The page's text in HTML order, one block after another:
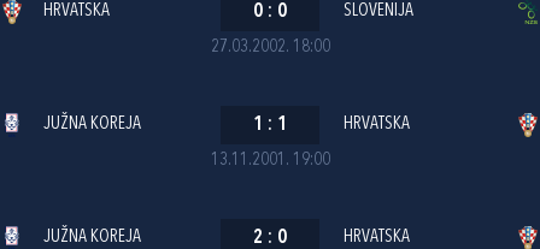
27.03.2002. 18:00
HRVATSKA 0 : 0 SLOVENIJA
13.11.2001. 19:00
JUŽNA KOREJA 1 : 1 HRVATSKA
JUŽNA KOREJA 2 : 0 HRVATSKA